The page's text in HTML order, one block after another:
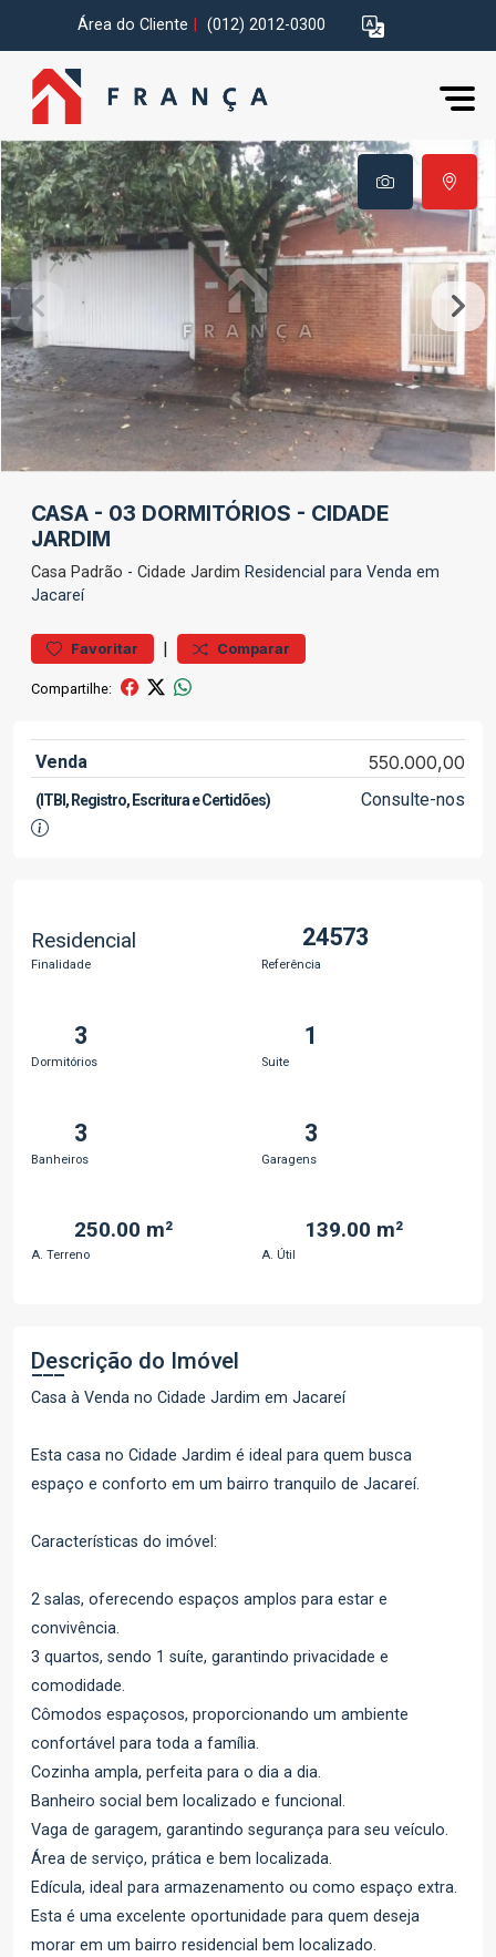
Área do Cliente (012) 2012-0300
CASA - 03 DORMITÓRIOS - CIDADE
JARDIM
Casa Padrão - Cidade Jardim Residencial para Venda em
Jacareí
Favoritar | Comparar
Compartilhe:
Venda 550.000,00
(ITBI, Registro, Escritura e Certidões) Consulte-nos
Residencial
Finalidade
24573
Referência
3
Dormitórios
1
Suite
3
Banheiros
3
Garagens
250.00 m²
A. Terreno
139.00 m²
A. Útil
Descrição do Imóvel
Casa à Venda no Cidade Jardim em Jacareí
Esta casa no Cidade Jardim é ideal para quem busca
espaço e conforto em um bairro tranquilo de Jacareí.
Características do imóvel:
2 salas, oferecendo espaços amplos para estar e
convivência.
3 quartos, sendo 1 suíte, garantindo privacidade e
comodidade.
Cômodos espaçosos, proporcionando um ambiente
confortável para toda a família.
Cozinha ampla, perfeita para o dia a dia.
Banheiro social bem localizado e funcional.
Vaga de garagem, garantindo segurança para seu veículo.
Área de serviço, prática e bem localizada.
Edícula, ideal para armazenamento ou como espaço extra.
Esta é uma excelente oportunidade para quem deseja
morar em um bairro residencial bem localizado.